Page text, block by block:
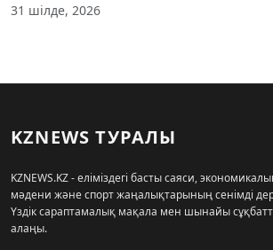
31 шілде, 2026
KZNEWS ТУРАЛЫ
KZNEWS.KZ - еліміздегі басты саяси,
мәдени және спорт жаңалықтарының сенімді
Үздік сараптамалық мақала мен шынайы
алаңы.